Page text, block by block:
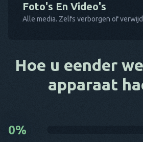
Foto's En Video's
Alle media. Zelfs verborgen of
Hoe u eender
apparaat
0%